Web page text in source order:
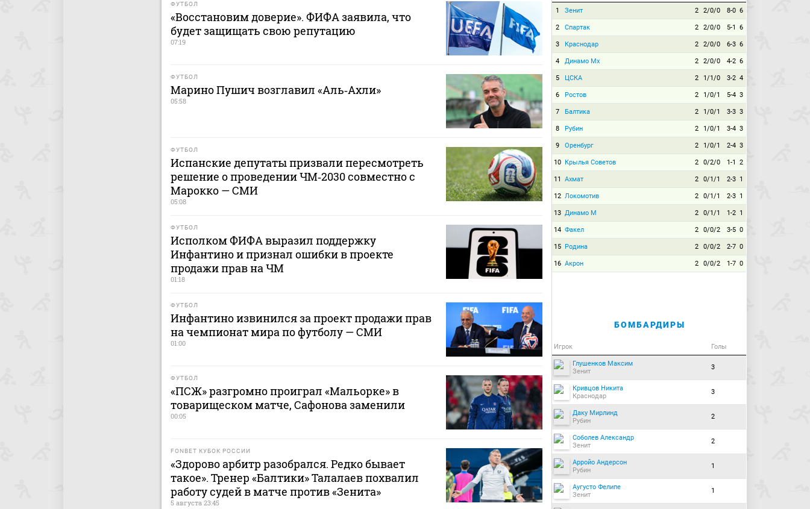
ФУТБОЛ
«Восстановим доверие». ФИФА заявила, что
будет защищать свою репутацию
07:19
ФУТБОЛ
Марино Пушич возглавил «Аль‑Ахли»
05:58
ФУТБОЛ
Испанские депутаты призвали пересмотреть
решение о проведении ЧМ‑2030 совместно с
Марокко — СМИ
05:08
ФУТБОЛ
Исполком ФИФА выразил поддержку
Инфантино и признал ошибки в проекте
продажи прав на ЧМ
01:18
ФУТБОЛ
Инфантино извинился за проект продажи прав
на чемпионат мира по футболу — СМИ
01:00
ФУТБОЛ
«ПСЖ» разгромно проиграл «Мальорке» в
товарищеском матче, Сафонова заменили
00:05
FONBET КУБОК РОССИИ
«Здорово арбитр разобрался. Редко бывает
такое». Тренер «Балтики» Талалаев похвалил
работу судей в матче против «Зенита»
5 августа 23:45
1 Зенит 2 2/0/0 8-0 6
2 Спартак 2 2/0/0 5-1 6
3 Краснодар 2 2/0/0 6-3 6
4 Динамо Мх 2 2/0/0 4-2 6
5 ЦСКА 2 1/1/0 3-2 4
6 Ростов 2 1/0/1 5-4 3
7 Балтика 2 1/0/1 3-3 3
8 Рубин 2 1/0/1 3-4 3
9 Оренбург 2 1/0/1 2-4 3
10 Крылья Советов 2 0/2/0 1-1 2
11 Ахмат 2 0/1/1 2-3 1
12 Локомотив 2 0/1/1 2-3 1
13 Динамо М 2 0/1/1 1-2 1
14 Факел 2 0/0/2 3-5 0
15 Родина 2 0/0/2 2-7 0
16 Акрон 2 0/0/2 1-7 0
БОМБАРДИРЫ
Игрок Голы
Глушенков Максим
Зенит
3
Кривцов Никита
Краснодар
3
Даку Мирлинд
Рубин
2
Соболев Александр
Зенит
2
Арройо Андерсон
Рубин
1
Аугусто Фелипе
Зенит
1